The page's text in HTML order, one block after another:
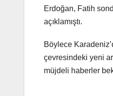
Erdoğan, Fatih
açıklamıştı.
Böylece
çevresindeki yeni
müjdeli haberler